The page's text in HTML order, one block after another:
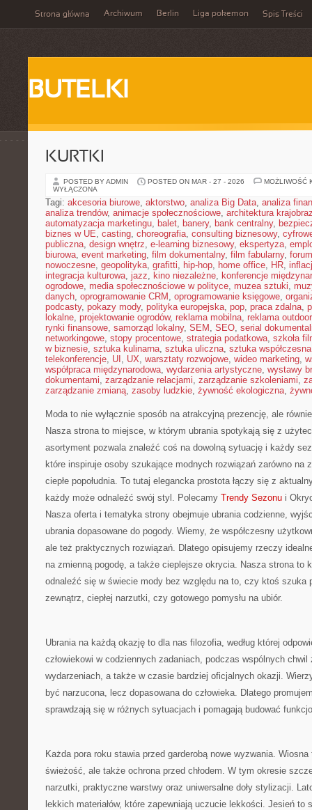
Strona główna Archiwum Berlin Liga pokemon Spis Treści
BUTELKI
KURTKI
POSTED BY ADMIN POSTED ON MAR - 27 - 2026
MOŻLIWOŚĆ
WYŁĄCZONA
Tagi: akcesoria biurowe, aktorstwo, analiza Big Data, analiza
analiza trendów, animacje społecznościowe, architektura
automatyzacja marketingu, balet, banery, bank centralny,
biznes w UE, casting, choreografia, consulting biznesowy,
publiczna, design wnętrz, e-learning biznesowy, ekspertyza,
biurowa, event marketing, film dokumentalny, film fabularny,
nowoczesne, geopolityka, grafitti, hip-hop, home office, HR,
integracja kulturowa, jazz, kino niezależne, konferencje
ogrodowe, media społecznościowe w polityce, muzea sztuki,
danych, oprogramowanie CRM , oprogramowanie księgowe,
podcasty, pokazy mody, polityka europejska, pop, praca zdalna,
lokalne, projektowanie ogrodów, reklama mobilna, reklama outdoor
rynki finansowe, samorząd lokalny, SEM , SEO, serial
networkingowe, stopy procentowe, strategia podatkowa, szkoła
w biznesie, sztuka kulinarna, sztuka uliczna, sztuka współczesna
telekonferencje, UI , UX, warsztaty rozwojowe, wideo marketing,
współpraca międzynarodowa, wydarzenia artystyczne, wystawy
dokumentami, zarządzanie relacjami, zarządzanie szkoleniami,
zarządzanie zmianą, zasoby ludzkie, żywność ekologiczna,
Moda to nie wyłącznie sposób na atrakcyjną prezencję, ale
Nasza strona to miejsce, w którym ubrania spotykają się z
asortyment pozwala znaleźć coś na dowolną sytuację i każdy
które inspiruje osoby szukające modnych rozwiązań zarówno na
ciepłe popołudnia. To tutaj elegancka prostota łączy się z
każdy może odnaleźć swój styl. Polecamy Trendy Sezonu i
Nasza oferta i tematyka strony obejmuje ubrania codzienne,
ubrania dopasowane do pogody. Wiemy, że współczesny
ale też praktycznych rozwiązań. Dlatego opisujemy rzeczy
na zmienną pogodę, a także cieplejsze okrycia. Nasza strona to
odnaleźć się w świecie mody bez względu na to, czy ktoś szuka
zewnątrz, ciepłej narzutki, czy gotowego pomysłu na ubiór.
Ubrania na każdą okazję to dla nas filozofia, według której
człowiekowi w codziennych zadaniach, podczas wspólnych
wydarzeniach, a także w czasie bardziej oficjalnych okazji.
być narzucona, lecz dopasowana do człowieka. Dlatego
sprawdzają się w różnych sytuacjach i pomagają budować
Każda pora roku stawia przed garderobą nowe wyzwania.
świeżość, ale także ochrona przed chłodem. W tym okresie
narzutki, praktyczne warstwy oraz uniwersalne doły stylizacji.
lekkich materiałów, które zapewniają uczucie lekkości. Jesień to